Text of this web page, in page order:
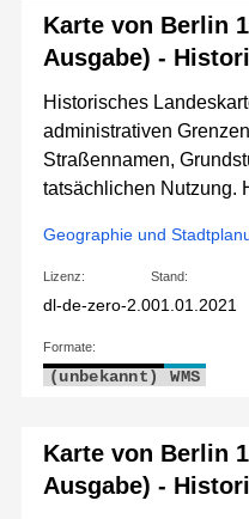
Karte von Berlin
Ausgabe) -
Historisches
administrativen
Straßennamen,
tatsächlichen Nutzung.
Geographie und
Lizenz:
dl-de-zero-2.0
Stand:
01.01.2021
Formate:
(unbekannt) WMS
Karte von Berlin
Ausgabe) -